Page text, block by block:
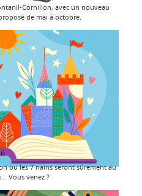
Cornillon, avec un nouveau
de mai à octobre.
ou les 7 nains seront sûrement au
Vous venez ?